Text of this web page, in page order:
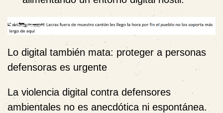
Lo digital también mata: proteger a personas
defensoras es urgente
La violencia digital contra defensores
ambientales no es anecdótica ni espontánea.